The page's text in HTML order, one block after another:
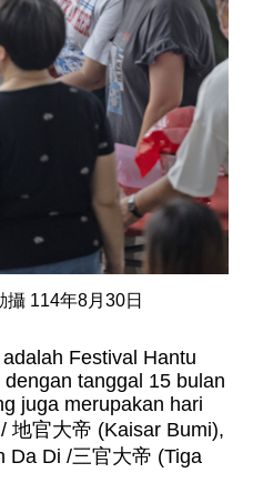
114年8月30日
Festival Hantu
tanggal 15 bulan
juga merupakan hari
/地官大帝 (Kaisar Bumi),
Da Di /三官大帝 (Tiga